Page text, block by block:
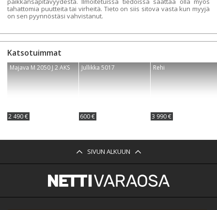
tahattomia puutteita tai virheitä. Tieto on siis sitova vasta kun myyjä
on sen pyynnöstäsi vahvistanut.
Katsotuimmat
Majava M 2050 J 2 AKS
2 490 €
Jullikka 5017
600 €
Rehi
3 990 €
SIVUN ALKUUN